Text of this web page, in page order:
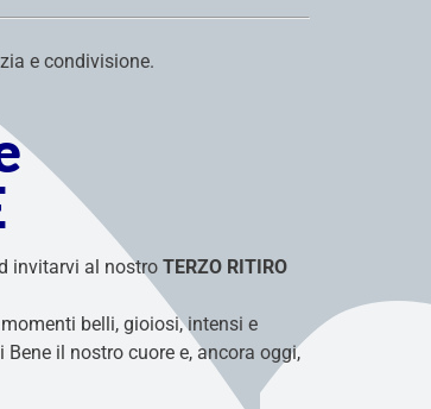
e condivisione.
invitarvi al nostro TERZO RITIRO
belli, gioiosi, intensi e
il nostro cuore e, ancora oggi,